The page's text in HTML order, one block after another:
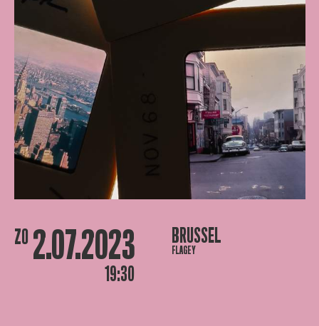
ZO 2.07.2023
19:30
BRUSSEL
FLAGEY